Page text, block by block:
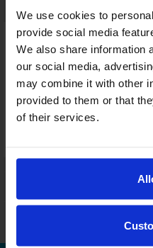
We use cookies to
provide social media
We also share information
our social media,
may combine it with other
provided to them or that
of their services.
Päivän muut ottelut tässä
Sarjataulukko
Joukkuekortit
Tämä sarja tulospalvelussa
Finhockey.fi
Suomen Jääkiekkoliitto |